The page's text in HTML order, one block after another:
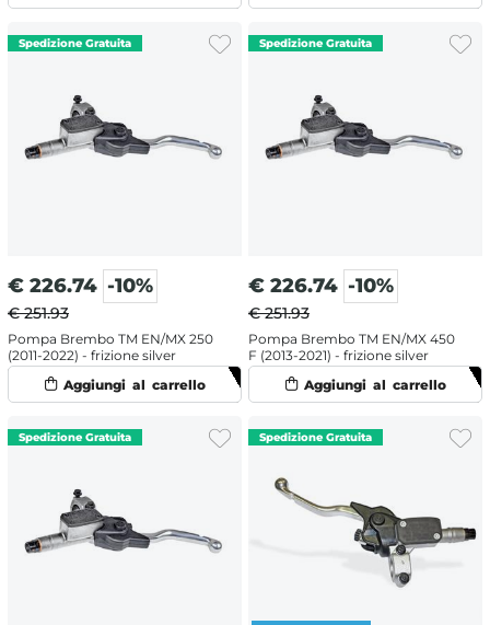
€ 226.74 -10%
€ 251.93
Pompa Brembo TM EN/MX 250
(2011-2022) - frizione silver
€ 226.74 -10%
€ 251.93
Pompa Brembo TM EN/MX 450
F (2013-2021) - frizione silver